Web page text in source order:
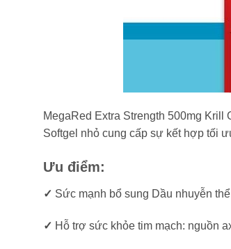
MegaRed Extra Strength 500mg
Softgel nhỏ cung cấp sự kết hợp tối
Ưu điểm:
✓ Sức mạnh bổ sung Dầu nhuyễn
✓ Hỗ trợ sức khỏe tim mạch: nguồn